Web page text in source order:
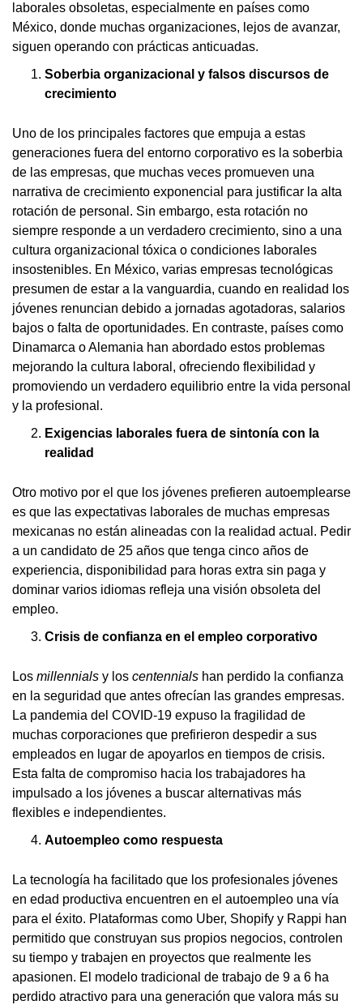
laborales obsoletas, especialmente en países como
México, donde muchas organizaciones, lejos de avanzar,
siguen operando con prácticas anticuadas.
Soberbia organizacional y falsos discursos de
crecimiento
Uno de los principales factores que empuja a estas
generaciones fuera del entorno corporativo es la soberbia
de las empresas, que muchas veces promueven una
narrativa de crecimiento exponencial para justificar la alta
rotación de personal. Sin embargo, esta rotación no
siempre responde a un verdadero crecimiento, sino a una
cultura organizacional tóxica o condiciones laborales
insostenibles. En México, varias empresas tecnológicas
presumen de estar a la vanguardia, cuando en realidad los
jóvenes renuncian debido a jornadas agotadoras, salarios
bajos o falta de oportunidades. En contraste, países como
Dinamarca o Alemania han abordado estos problemas
mejorando la cultura laboral, ofreciendo flexibilidad y
promoviendo un verdadero equilibrio entre la vida personal
y la profesional.
Exigencias laborales fuera de sintonía con la
realidad
Otro motivo por el que los jóvenes prefieren autoemplearse
es que las expectativas laborales de muchas empresas
mexicanas no están alineadas con la realidad actual. Pedir
a un candidato de 25 años que tenga cinco años de
experiencia, disponibilidad para horas extra sin paga y
dominar varios idiomas refleja una visión obsoleta del
empleo.
Crisis de confianza en el empleo corporativo
Los millennials y los centennials han perdido la confianza
en la seguridad que antes ofrecían las grandes empresas.
La pandemia del COVID-19 expuso la fragilidad de
muchas corporaciones que prefirieron despedir a sus
empleados en lugar de apoyarlos en tiempos de crisis.
Esta falta de compromiso hacia los trabajadores ha
impulsado a los jóvenes a buscar alternativas más
flexibles e independientes.
Autoempleo como respuesta
La tecnología ha facilitado que los profesionales jóvenes
en edad productiva encuentren en el autoempleo una vía
para el éxito. Plataformas como Uber, Shopify y Rappi han
permitido que construyan sus propios negocios, controlen
su tiempo y trabajen en proyectos que realmente les
apasionen. El modelo tradicional de trabajo de 9 a 6 ha
perdido atractivo para una generación que valora más su